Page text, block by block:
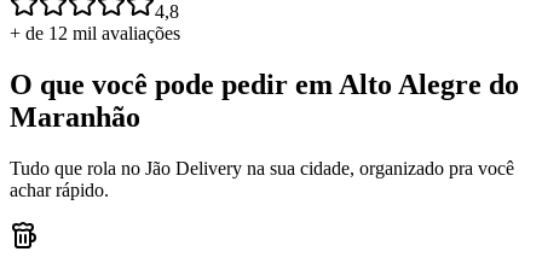
4,8
+ de 12 mil avaliações
O que você pode pedir emAlto Alegre do
Maranhão
Tudo que rola no Jão Delivery na sua cidade, organizado pra você
achar rápido.